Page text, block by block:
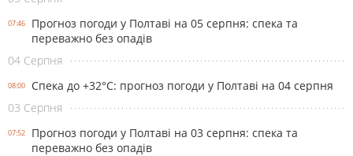
07:46
Прогноз погоди у Полтаві на 05 серпня: спека та
переважно без опадів
04 Серпня
08:00
Спека до +32°С: прогноз погоди у Полтаві на 04 серпня
03 Серпня
07:52
Прогноз погоди у Полтаві на 03 серпня: спека та
переважно без опадів